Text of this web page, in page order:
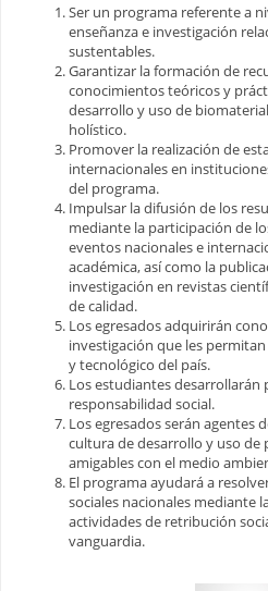
Ser un programa referente a
enseñanza e investigación
sustentables.
Garantizar la formación de
conocimientos teóricos y
desarrollo y uso de
holístico.
Promover la realización de
internacionales en
del programa.
Impulsar la difusión de los
mediante la participación de
eventos nacionales e
académica, así como la
investigación en revistas
de calidad.
Los egresados adquirirán
investigación que les
y tecnológico del país.
Los estudiantes desarrollarán
responsabilidad social.
Los egresados serán agentes
cultura de desarrollo y uso
amigables con el medio
El programa ayudará a
sociales nacionales mediante
actividades de retribución
vanguardia.